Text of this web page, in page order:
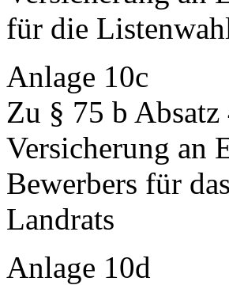
für die
Anlage 10c
Zu § 75 b Absatz
Versicherung an
Bewerbers für
Landrats
Anlage 10d